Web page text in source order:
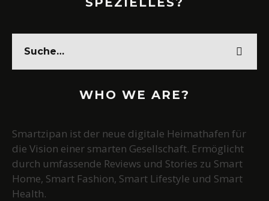
WHO WE ARE?
Smartzipan ist der neue digitale Heimathafen für
die Vision einer smarten Gesellschaft. Ermöglicht
durch umfassende Reviews und Stories zu Smart
Home, Smart Fashion, Smart Lifestyle und Smart
Health.